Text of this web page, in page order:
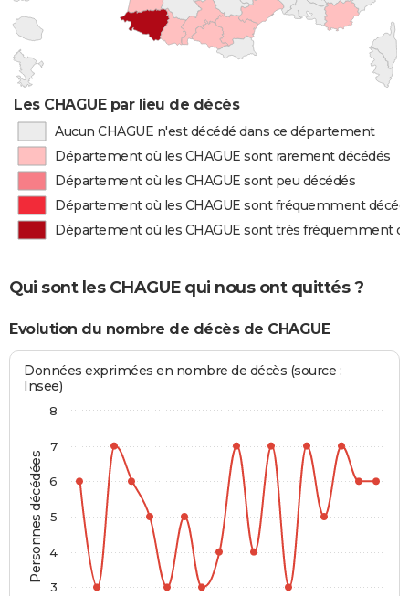
Les CHAGUE par lieu de décès
Aucun CHAGUE n'est décédé dans ce département
Département où les CHAGUE sont rarement décédés
Département où les CHAGUE sont peu décédés
Département où les CHAGUE sont fréquemment
Département où les CHAGUE sont très fréquemment
Qui sont les CHAGUE qui nous ont quittés ?
Evolution du nombre de décès de CHAGUE
Personnes décédées
Données exprimées en nombre de décès (source :
Insee)
3
4
5
6
7
8